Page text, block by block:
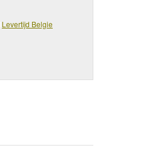
Levertijd Belgie